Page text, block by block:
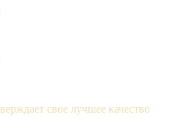
свое лучшее качество